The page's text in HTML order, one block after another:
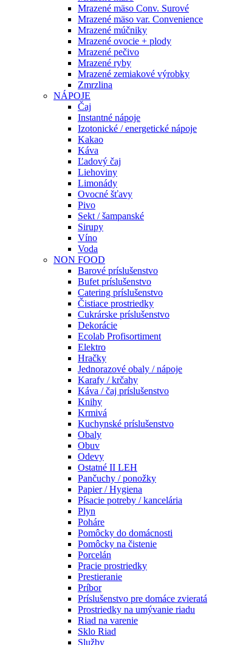
Mrazené mäso Conv. Surové
Mrazené mäso var. Convenience
Mrazené múčniky
Mrazené ovocie + plody
Mrazené pečivo
Mrazené ryby
Mrazené zemiakové výrobky
Zmrzlina
NÁPOJE
Čaj
Instantné nápoje
Izotonické / energetické nápoje
Kakao
Káva
Ľadový čaj
Liehoviny
Limonády
Ovocné šťavy
Pivo
Sekt / šampanské
Sirupy
Víno
Voda
NON FOOD
Barové príslušenstvo
Bufet príslušenstvo
Catering príslušenstvo
Čistiace prostriedky
Cukrárske príslušenstvo
Dekorácie
Ecolab Profisortiment
Elektro
Hračky
Jednorazové obaly / nápoje
Karafy / krčahy
Káva / čaj príslušenstvo
Knihy
Krmivá
Kuchynské príslušenstvo
Obaly
Obuv
Odevy
Ostatné II LEH
Pančuchy / ponožky
Papier / Hygiena
Písacie potreby / kancelária
Plyn
Poháre
Pomôcky do domácnosti
Pomôcky na čistenie
Porcelán
Pracie prostriedky
Prestieranie
Príbor
Príslušenstvo pre domáce zvieratá
Prostriedky na umývanie riadu
Riad na varenie
Sklo Riad
Služby